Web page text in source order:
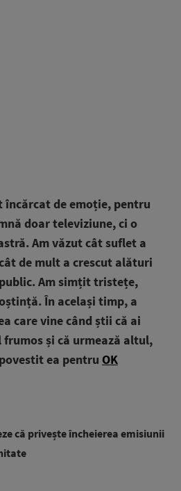
încărcat de emoție, pentru
doar televiziune, ci o
Am văzut cât suflet a
de mult a crescut alături
Am simțit tristețe,
În același timp, a
care vine când știi că ai
și că urmează altul,
ea pentru OK
că privește încheierea emisiunii